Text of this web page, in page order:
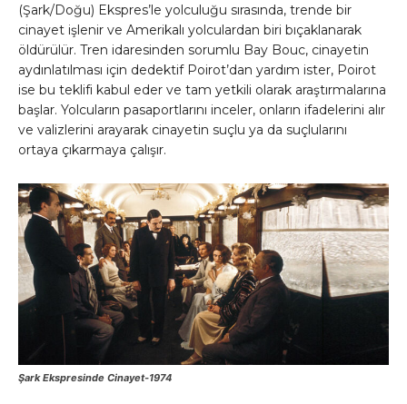
(Şark/Doğu) Ekspres’le yolculuğu sırasında, trende bir
cinayet işlenir ve Amerikalı yolculardan biri bıçaklanarak
öldürülür. Tren idaresinden sorumlu Bay Bouc, cinayetin
aydınlatılması için dedektif Poirot’dan yardım ister, Poirot
ise bu teklifi kabul eder ve tam yetkili olarak araştırmalarına
başlar. Yolcuların pasaportlarını inceler, onların ifadelerini alır
ve valizlerini arayarak cinayetin suçlu ya da suçlularını
ortaya çıkarmaya çalışır.
Şark Ekspresinde Cinayet-1974